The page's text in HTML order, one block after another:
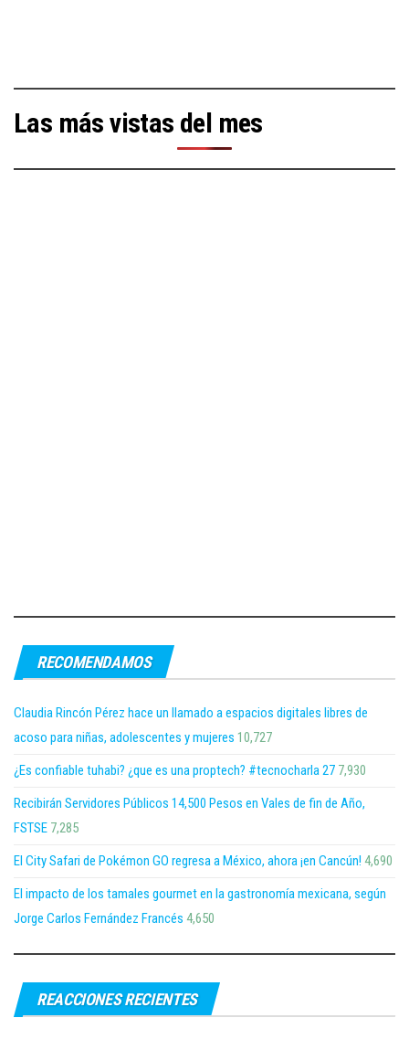
Las más vistas del mes
RECOMENDAMOS
Claudia Rincón Pérez hace un llamado a espacios digitales libres de
acoso para niñas, adolescentes y mujeres 10,727
¿Es confiable tuhabi? ¿que es una proptech? #tecnocharla 27 7,930
Recibirán Servidores Públicos 14,500 Pesos en Vales de fin de Año,
FSTSE 7,285
El City Safari de Pokémon GO regresa a México, ahora ¡en Cancún! 4,690
El impacto de los tamales gourmet en la gastronomía mexicana, según
Jorge Carlos Fernández Francés 4,650
REACCIONES RECIENTES